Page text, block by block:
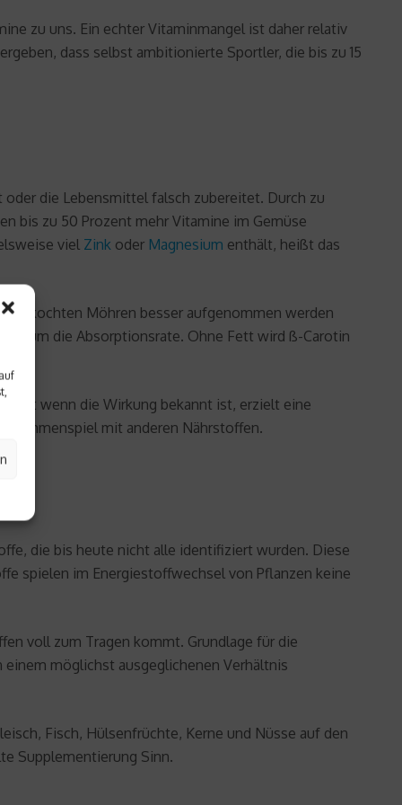
zu uns. Ein echter Vitaminmangel ist daher relativ
dass selbst ambitionierte Sportler, die bis zu 15
die Lebensmittel falsch zubereitet. Durch zu
bis zu 50 Prozent mehr Vitamine im Gemüse
viel Zink oder Magnesium enthält, heißt das
gekochten Möhren besser aufgenommen werden
um die Absorptionsrate. Ohne Fett wird ß-Carotin
wenn die Wirkung bekannt ist, erzielt eine
mit anderen Nährstoffen.
die bis heute nicht alle identifiziert wurden. Diese
spielen im Energiestoffwechsel von Pflanzen keine
voll zum Tragen kommt. Grundlage für die
möglichst ausgeglichenen Verhältnis
Fisch, Hülsenfrüchte, Kerne und Nüsse auf den
Supplementierung Sinn.